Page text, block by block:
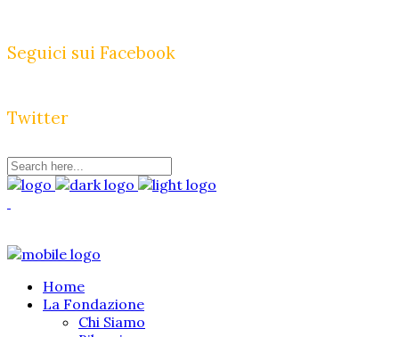
Seguici sui Facebook
Twitter
Home
La Fondazione
Chi Siamo